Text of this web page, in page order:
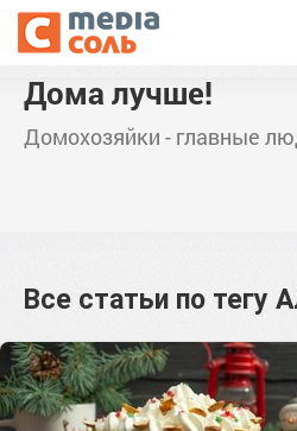
Дома лучше!
Домохозяйки - главные
Все статьи по тегу